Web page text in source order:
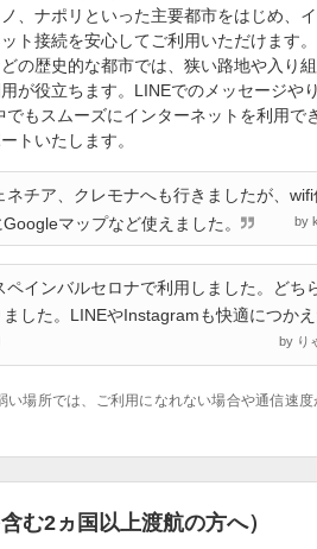
、ナポリといった主要都市をはじめ、
ト接続を安心してご利用いただけます。
の歴史的な都市では、狭い路地や入り
が役立ちます。LINEでのメッセージや
でもスムーズにインターネットを利用で
トいたします。
ネチア、クレモナへも行きましたが、wifi
マップなど使えました。
by
ペインバルセロナで利用しました。どち
した。LINEやInstagramも快適につか
by り
場所では、ご利用になれない場合や通信速度
む2ヵ国以上渡航の方へ）